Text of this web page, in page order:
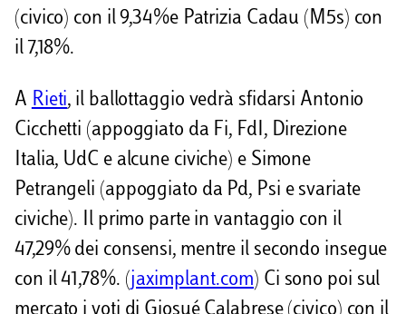
(civico) con il 9,34%e Patrizia Cadau (M5s) con
il 7,18%.
A Rieti, il ballottaggio vedrà sfidarsi Antonio
Cicchetti (appoggiato da Fi, FdI, Direzione
Italia, UdC e alcune civiche) e Simone
Petrangeli (appoggiato da Pd, Psi e svariate
civiche). Il primo parte in vantaggio con il
47,29% dei consensi, mentre il secondo insegue
con il 41,78%. (jaximplant.com) Ci sono poi sul